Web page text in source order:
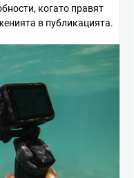
когато правят
в публикацията.